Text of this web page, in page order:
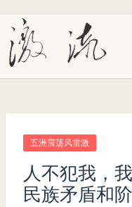
五洲震荡风雷激
人不犯我，
民族矛盾和